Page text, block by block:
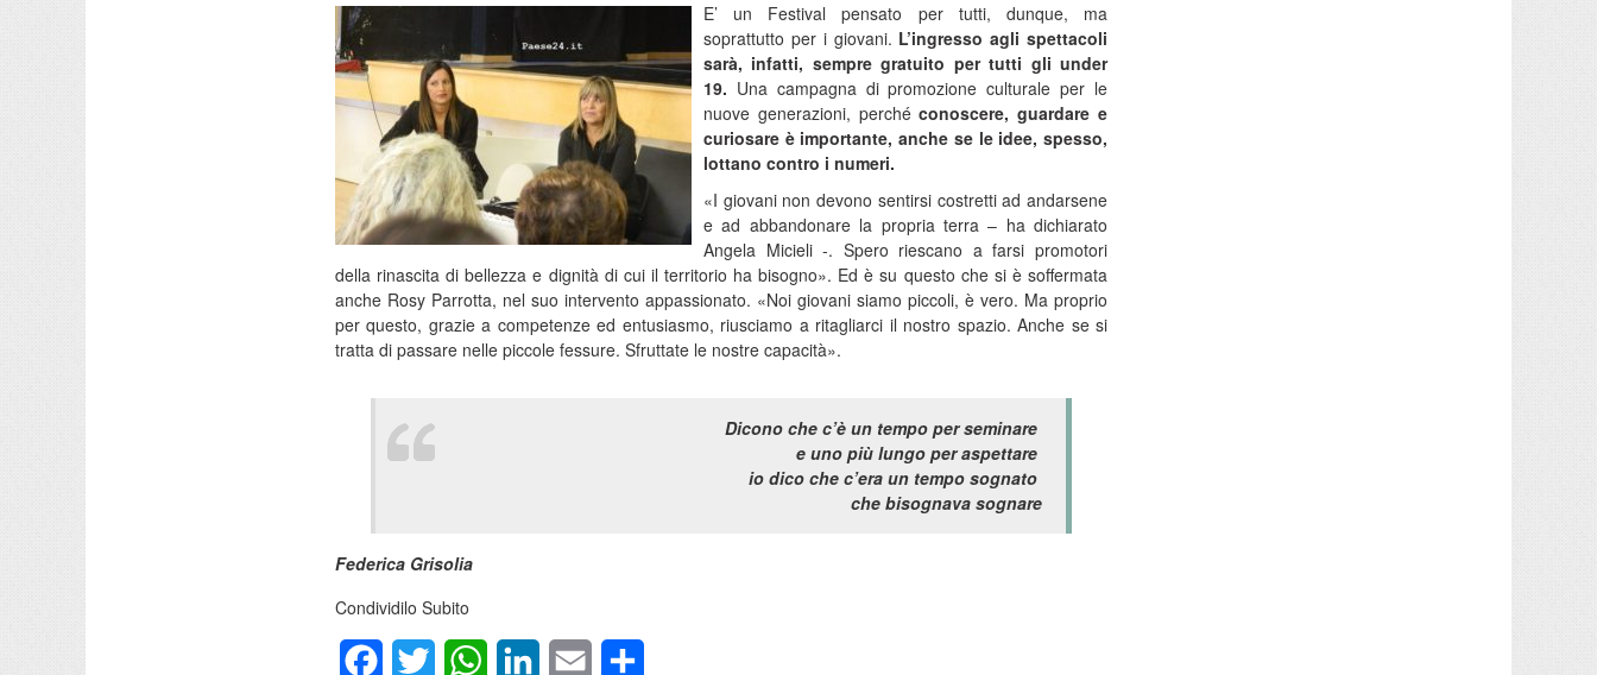
E’ un Festival pensato per tutti, dunque, ma
soprattutto per i giovani. L’ingresso agli spettacoli
sarà, infatti, sempre gratuito per tutti gli under
19. Una campagna di promozione culturale per le
nuove generazioni, perchéconoscere, guardare e
curiosare è importante, anche se le idee, spesso,
lottano contro i numeri.
«I giovani non devono sentirsi costretti ad andarsene
e ad abbandonare la propria terra – ha dichiarato
Angela Micieli -. Spero riescano a farsi promotori
della rinascita di bellezza e dignità di cui il territorio ha bisogno». Ed è su questo che si è soffermata
anche Rosy Parrotta, nel suo intervento appassionato. «Noi giovani siamo piccoli, è vero. Ma proprio
per questo, grazie a competenze ed entusiasmo, riusciamo a ritagliarci il nostro spazio. Anche se si
tratta di passare nelle piccole fessure. Sfruttate le nostre capacità».
Dicono che c’è un tempo per seminare
e uno più lungo per aspettare
io dico che c’era un tempo sognato
che bisognava sognare
Federica Grisolia
Condividilo Subito
FacebookTwitter WhatsAppLinkedInEmail